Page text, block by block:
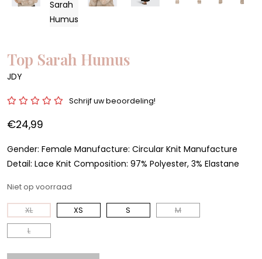
Top Sarah Humus
JDY
Schrijf uw beoordeling!
€24,99
Gender: Female Manufacture: Circular Knit Manufacture
Detail: Lace Knit Composition: 97% Polyester, 3% Elastane
Niet op voorraad
XL XS S M
L